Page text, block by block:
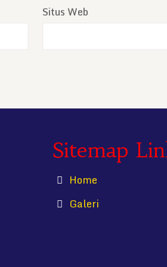
Situs Web
Sitemap
Home
Galeri